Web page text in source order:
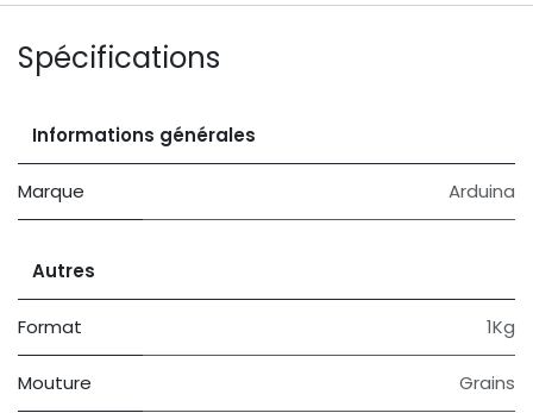
Spécifications
Informations générales
Marque Arduina
Autres
Format 1Kg
Mouture Grains